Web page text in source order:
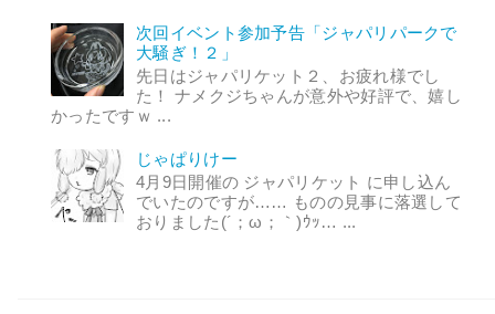
次回イベント参加予告「ジャパリパークで
大騒ぎ！２」
先日はジャパリケット２、お疲れ様でし
た！ ナメクジちゃんが意外や好評で、嬉し
かったですｗ ...
じゃぱりけー
4月9日開催の ジャパリケット に申し込ん
でいたのですが…… ものの見事に落選して
おりました(´；ω；｀)ｳｯ… ...